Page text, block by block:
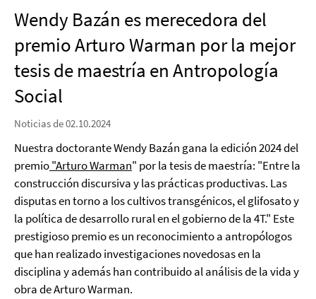
Wendy Bazán es merecedora del
premio Arturo Warman por la mejor
tesis de maestría en Antropología
Social
Noticias de 02.10.2024
Nuestra doctorante Wendy Bazán gana la edición 2024 del
premio"Arturo Warman" por la tesis de maestría: "Entre la
construcción discursiva y las prácticas productivas. Las
disputas en torno a los cultivos transgénicos, el glifosato y
la política de desarrollo rural en el gobierno de la 4T." Este
prestigioso premio es un reconocimiento a antropólogos
que han realizado investigaciones novedosas en la
disciplina y además han contribuido al análisis de la vida y
obra de Arturo Warman.